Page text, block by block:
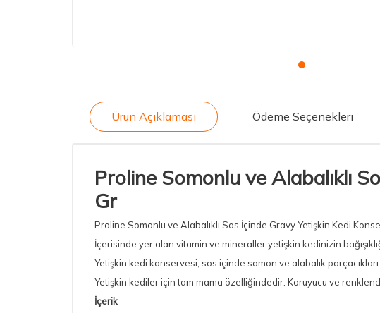
Ürün Açıklaması Ödeme Seçenekleri
Proline Somonlu ve Alabalıklı
Gr
Proline Somonlu ve Alabalıklı Sos İçinde Gravy Yetişkin Kedi
İçerisinde yer alan vitamin ve mineraller yetişkin kedinizin
Yetişkin kedi konservesi; sos içinde somon ve alabalık
Yetişkin kediler için tam mama özelliğindedir. Koruyucu ve
İçerik